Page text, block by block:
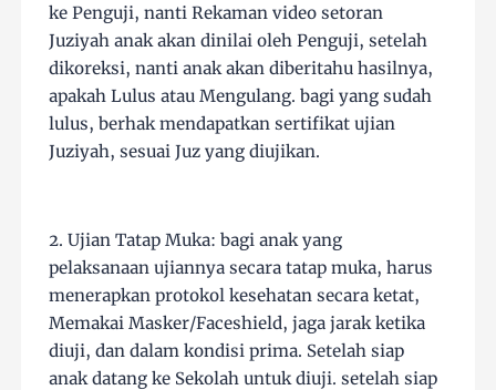
ke Penguji, nanti Rekaman video setoran
Juziyah anak akan dinilai oleh Penguji, setelah
dikoreksi, nanti anak akan diberitahu hasilnya,
apakah Lulus atau Mengulang. bagi yang sudah
lulus, berhak mendapatkan sertifikat ujian
Juziyah, sesuai Juz yang diujikan.
2. Ujian Tatap Muka: bagi anak yang
pelaksanaan ujiannya secara tatap muka, harus
menerapkan protokol kesehatan secara ketat,
Memakai Masker/Faceshield, jaga jarak ketika
diuji, dan dalam kondisi prima. Setelah siap
anak datang ke Sekolah untuk diuji. setelah siap